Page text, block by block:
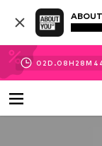
02D.08H 28M